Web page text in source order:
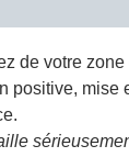
de votre zone
positive, mise